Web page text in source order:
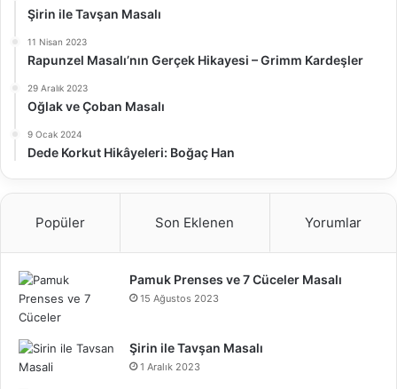
Şirin ile Tavşan Masalı
11 Nisan 2023
Rapunzel Masalı’nın Gerçek Hikayesi – Grimm Kardeşler
29 Aralık 2023
Oğlak ve Çoban Masalı
9 Ocak 2024
Dede Korkut Hikâyeleri: Boğaç Han
Popüler Son Eklenen Yorumlar
Pamuk Prenses ve 7 Cüceler Masalı
15 Ağustos 2023
Şirin ile Tavşan Masalı
1 Aralık 2023